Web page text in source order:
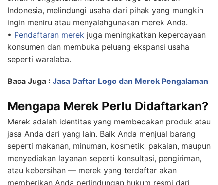
Indonesia, melindungi usaha dari pihak yang mungkin
ingin meniru atau menyalahgunakan merek Anda.
• Pendaftaran merek juga meningkatkan kepercayaan
konsumen dan membuka peluang ekspansi usaha
seperti waralaba.
Baca Juga : Jasa Daftar Logo dan Merek Pengalaman
Mengapa Merek Perlu Didaftarkan?
Merek adalah identitas yang membedakan produk atau
jasa Anda dari yang lain. Baik Anda menjual barang
seperti makanan, minuman, kosmetik, pakaian, maupun
menyediakan layanan seperti konsultasi, pengiriman,
atau kebersihan — merek yang terdaftar akan
memberikan Anda perlindungan hukum resmi dari